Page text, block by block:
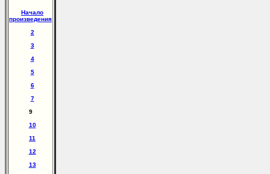
Начало
произведения
2
3
4
5
6
7
9
10
11
12
13